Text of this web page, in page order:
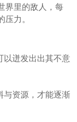
界里的敌人，每
压力。
以迸发出出其不意
与资源，才能逐渐